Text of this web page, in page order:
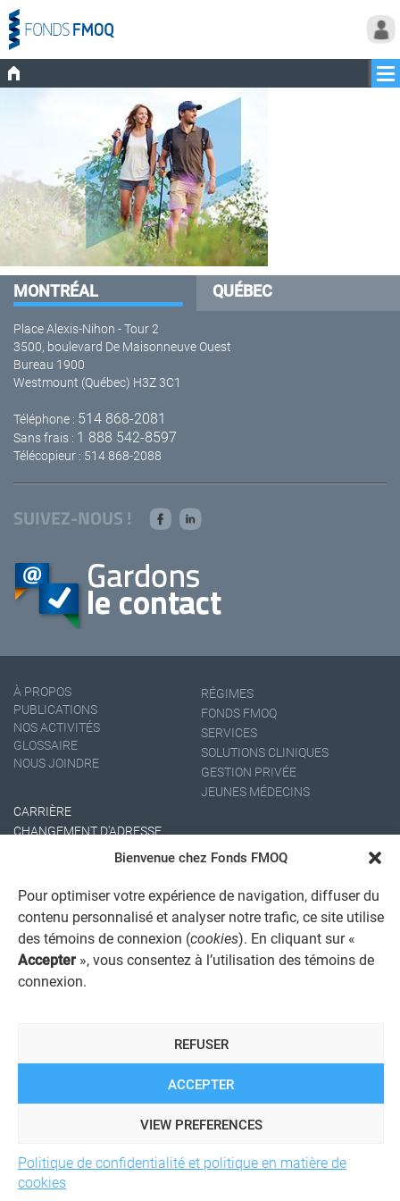
Bienvenue chez Fonds FMOQ
Pour optimiser votre expérience de navigation, diffuser du
contenu personnalisé et analyser notre trafic, ce site utilise
des témoins de connexion (cookies). En cliquant sur «
Accepter », vous consentez à l’utilisation des témoins de
connexion.
ACCEPTER
REFUSER
VIEW PREFERENCES
Politique de confidentialité et politique en matière de
cookies
MONTRÉAL QUÉBEC
Place Alexis-Nihon - Tour 2
3500, boulevard De Maisonneuve Ouest
Bureau 1900
Westmount (Québec) H3Z 3C1
Téléphone : 514 868-2081
Sans frais : 1 888 542-8597
Télécopieur : 514 868-2088
SUIVEZ-NOUS !
À PROPOS
PUBLICATIONS
NOS ACTIVITÉS
GLOSSAIRE
NOUS JOINDRE
RÉGIMES
FONDS FMOQ
SERVICES
SOLUTIONS CLINIQUES
GESTION PRIVÉE
JEUNES MÉDECINS
CARRIÈRE
CHANGEMENT D'ADRESSE
AVIS JURIDIQUE GÉNÉRAL
POLITIQUE DE TRAITEMENT DES PLAINTES
REGISTRE DES CONFLITS D'INTÉRÊTS
© 2026 Société de services financiers Fonds FMOQ inc.
droits réservés.